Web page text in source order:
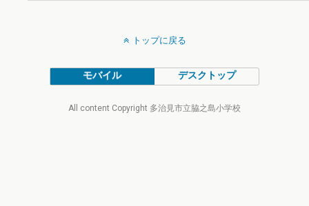
トップに戻る
モバイル デスクトップ
All content Copyright 多治見市立脇之島小学校